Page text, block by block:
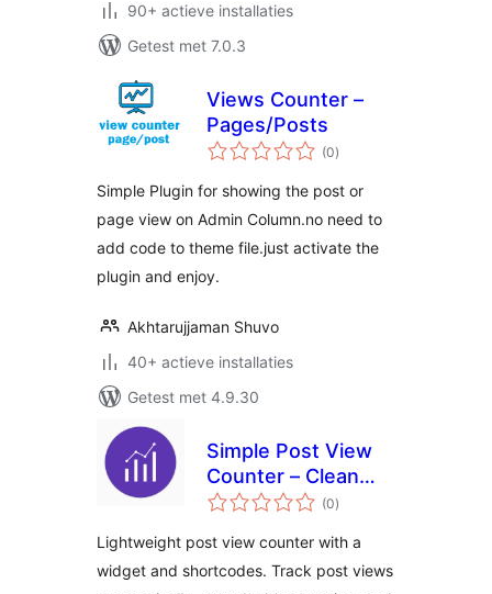
90+ actieve installaties
Getest met 7.0.3
Views Counter –
Pages/Posts
(0totaal
waarderingen
)
Simple Plugin for showing the post or
page view on Admin Column.no need to
add code to theme file.just activate the
plugin and enjoy.
Akhtarujjaman Shuvo
40+ actieve installaties
Getest met 4.9.30
Simple Post View
Counter – Clean
and Fast Post View
(0totaal
waarderingen
)
Lightweight post view counter with a
widget and shortcodes. Track post views